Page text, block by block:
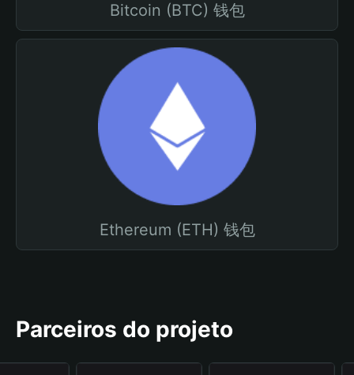
Bitcoin (BTC) 钱包
Ethereum (ETH) 钱包
Parceiros do projeto